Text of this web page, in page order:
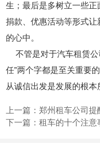
生；最后是多树立一些
捐款、优惠活动等形式
的心中。
不管是对于汽车租赁公
任”两个字都是至关重要
从诚信出发是发展的根本
上一篇：
下一篇： 租车的十个注意